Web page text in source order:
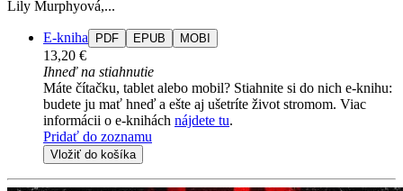
Lily Murphyová,...
E-kniha PDF EPUB MOBI
13,20 €
Ihneď na stiahnutie
Máte čítačku, tablet alebo mobil? Stiahnite si do nich e-knihu:
budete ju mať hneď a ešte aj ušetríte život stromom. Viac
informácii o e-knihách nájdete tu.
Pridať do zoznamu
Vložiť do košíka